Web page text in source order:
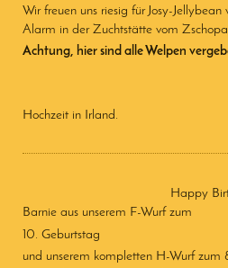
Wir freuen uns riesig für Josy-
Alarm in der Zuchtstätte vom
Achtung, hier sind alle Welpen
Hochzeit in Irland.
Happy
Barnie aus unserem F-Wurf zum
10. Geburtstag
und unserem kompletten H-Wurf